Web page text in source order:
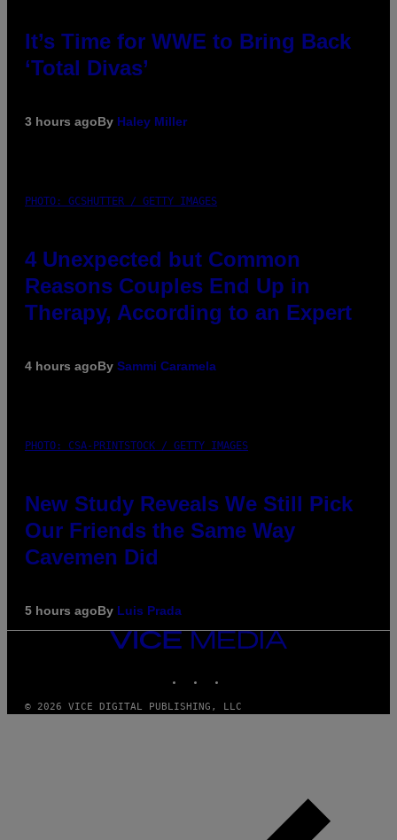
It’s Time for WWE to Bring Back
‘Total Divas’
3 hours agoBy Haley Miller
PHOTO: GCSHUTTER / GETTY IMAGES
4 Unexpected but Common
Reasons Couples End Up in
Therapy, According to an Expert
4 hours agoBy Sammi Caramela
PHOTO: CSA-PRINTSTOCK / GETTY IMAGES
New Study Reveals We Still Pick
Our Friends the Same Way
Cavemen Did
5 hours agoBy Luis Prada
VICE
MEDIA
© 2026 VICE DIGITAL PUBLISHING, LLC